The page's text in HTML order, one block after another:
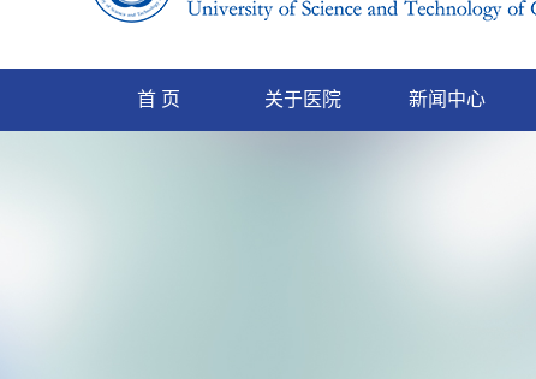
首 页 关于医院 新闻中心